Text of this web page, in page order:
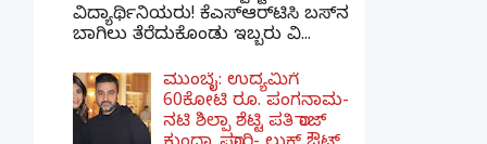
ವಿದ್ಯಾರ್ಥಿನಿಯರು! ಕೆಎಸ್‌ಆರ್‌ಟಿಸಿ ಬಸ್‌ನ
ಬಾಗಿಲು ತೆರೆದುಕೊಂಡು ಇಬ್ಬರು ವಿ...
ಮುಂಬೈ: ಉದ್ಯಮಿಗೆ
60ಕೋಟಿ ರೂ. ಪಂಗನಾಮ-
ನಟಿ ಶಿಲ್ಪಾ ಶೆಟ್ಟಿ ಪತಿ ರಾಜ್